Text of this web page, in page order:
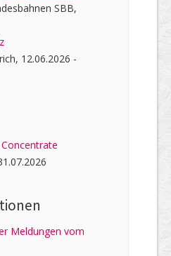
SBB,
12.06.2026 -
Concentrate
Meldungen vom